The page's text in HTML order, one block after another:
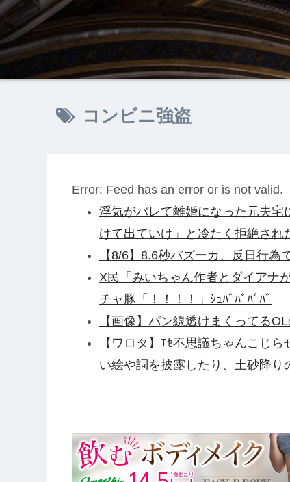
コンビニ強盗
Error: Feed has an error or is not valid.
浮気がバレて離婚になった元夫
けて出ていけ」と冷たく拒絶され
【8/6】8.6秒バズーカ、反日行為
X民「みいちゃん作者とダイアナ
チャ豚「！！！！」ｼｭﾊﾞﾊﾞﾊﾞﾊﾞ
【画像】パン線透けまくってる
【ワロタ】ｴｾ不思議ちゃんこじ
い絵や詞を披露したり、土砂降
費税減税やめろ！！財源はどうす
【衝撃】清水アキラさんの息子・
「いじめ」「暴行」被害告発・・